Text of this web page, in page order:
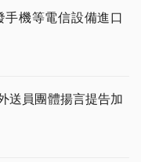
機等電信設備進口
送員團體揚言提告加